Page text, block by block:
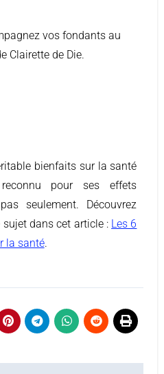
vos fondants au
Clairette de Die.
pour ses effets
seulement. Découvrez
dans cet article : Les 6
la santé.